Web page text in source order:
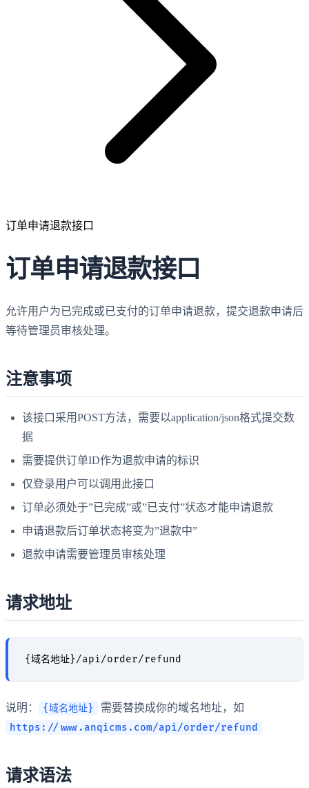
订单申请退款接口
订单申请退款接口
允许用户为已完成或已支付的订单申请退款，提交退款申请后
等待管理员审核处理。
注意事项
该接口采用POST方法，需要以application/json格式提交数
据
需要提供订单ID作为退款申请的标识
仅登录用户可以调用此接口
订单必须处于”已完成”或”已支付”状态才能申请退款
申请退款后订单状态将变为”退款中”
退款申请需要管理员审核处理
请求地址
说明： {域名地址}
需要替换成你的域名地址，如
https://www.anqicms.com/api/order/refund
请求语法